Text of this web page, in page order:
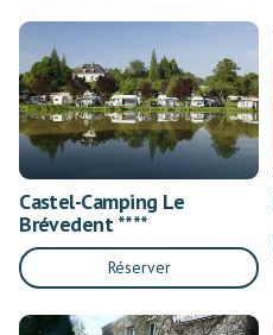
Castel-Camping Le
Brévedent ****
Réserver